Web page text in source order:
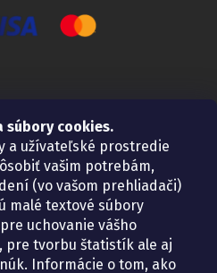
súbory cookies.
a užívateľské prostredie
vašim potrebám,
(vo vašom prehliadači)
malé textové súbory
uchovanie vášho
pre tvorbu štatistík ale aj
Informácie o tom, ako